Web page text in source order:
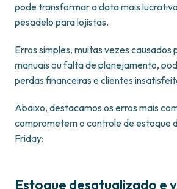
pode transformar a data mais
pesadelo para lojistas.
Erros simples, muitas vezes causados
manuais ou falta de planejamento,
perdas financeiras e clientes
Abaixo, destacamos os erros mais
comprometem o controle de estoque
Friday:
Estoque desatualizado e